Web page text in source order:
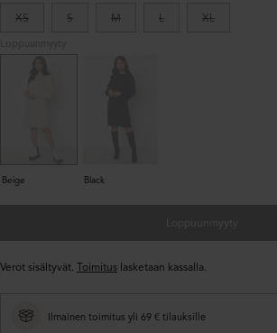
XS S M L XL
Beige Black
Verot sisältyvät. Toimitus lasketaan kassalla.
Ilmainen toimitus yli 69 € tilauksille